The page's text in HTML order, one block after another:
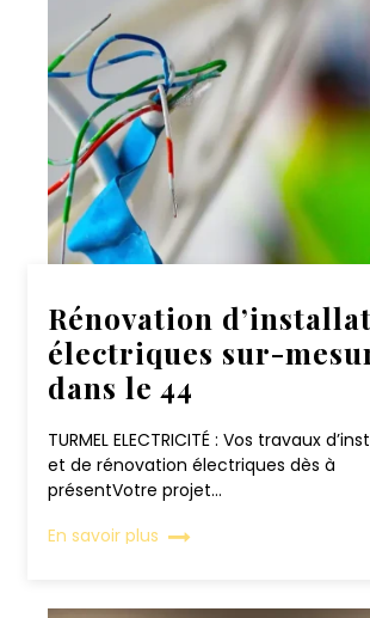
Rénovation
électriques sur-
dans le 44
TURMEL ELECTRICITÉ : Vos travaux
et de rénovation électriques dès à
présentVotre projet...
En savoir plus